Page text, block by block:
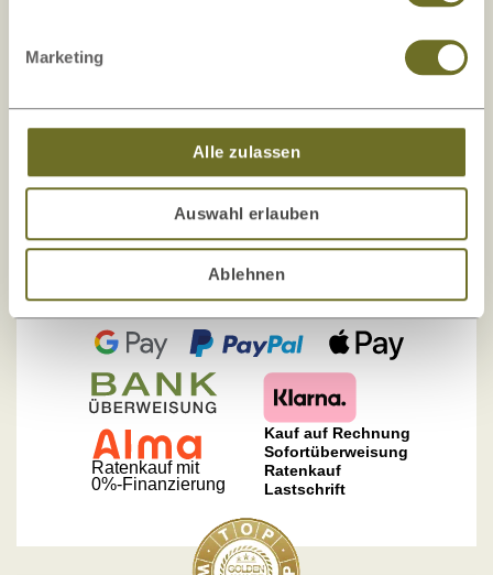
Marketing
Alle zulassen
Auswahl erlauben
Ablehnen